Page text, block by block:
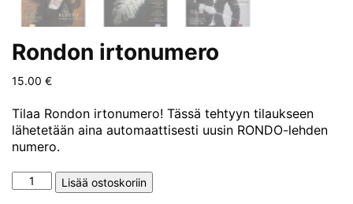
Rondon irtonumero
15.00 €
Tilaa Rondon irtonumero! Tässä tehtyyn tilaukseen
lähetetään aina automaattisesti uusin RONDO-lehden
numero.
Rondon
irtonumero
Lisää ostoskoriin